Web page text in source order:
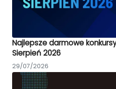
Najlepsze darmowe
Sierpień 2026
29/07/2026